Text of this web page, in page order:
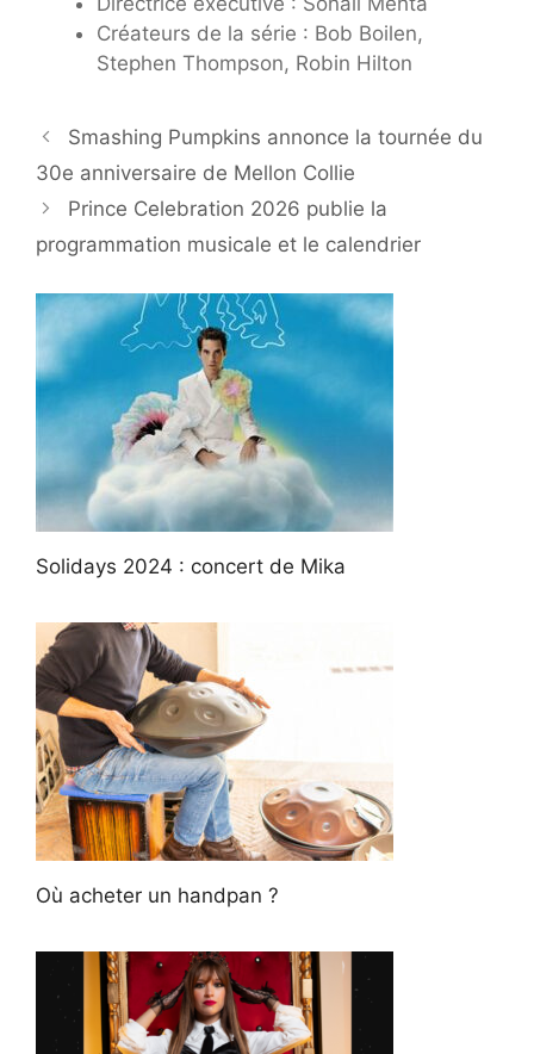
Créateurs de la série : Bob Boilen,
Stephen Thompson, Robin Hilton
Smashing Pumpkins annonce la tournée du
30e anniversaire de Mellon Collie
Prince Celebration 2026 publie la
programmation musicale et le calendrier
Solidays 2024 : concert de Mika
Où acheter un handpan ?